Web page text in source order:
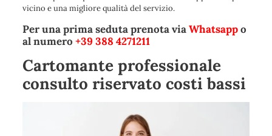
vicino e una migliore qualità del servizio.
Per una prima seduta prenota viaWhatsappo
al numero +39 388 4271211
Cartomante professionale
consulto riservato costi bassi